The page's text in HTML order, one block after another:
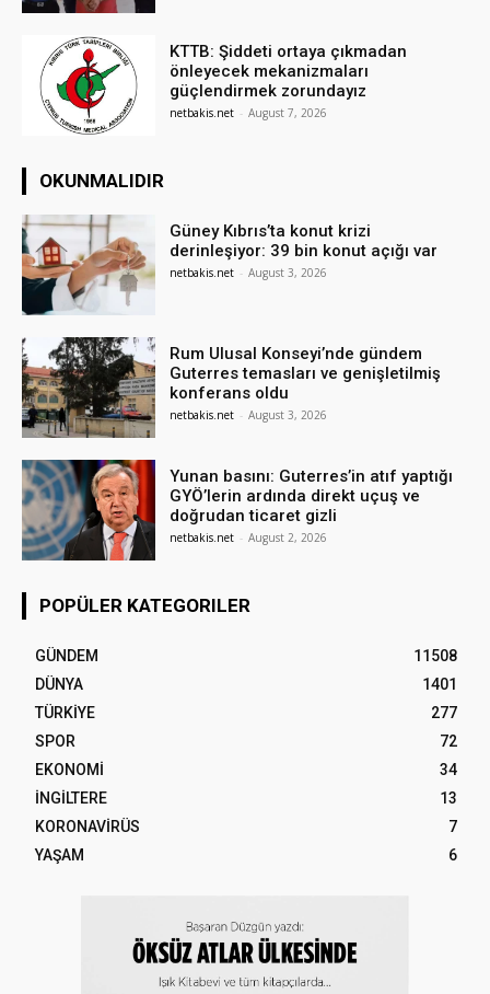
KTTB: Şiddeti ortaya çıkmadan
önleyecek mekanizmaları
güçlendirmek zorundayız
netbakis.net - August 7, 2026
OKUNMALIDIR
Güney Kıbrıs’ta konut krizi
derinleşiyor: 39 bin konut açığı var
netbakis.net - August 3, 2026
Rum Ulusal Konseyi’nde gündem
Guterres temasları ve genişletilmiş
konferans oldu
netbakis.net - August 3, 2026
Yunan basını: Guterres’in atıf yaptığı
GYÖ’lerin ardında direkt uçuş ve
doğrudan ticaret gizli
netbakis.net - August 2, 2026
POPÜLER KATEGORILER
GÜNDEM
11508
DÜNYA
1401
TÜRKİYE
277
SPOR
72
EKONOMİ
34
İNGİLTERE
13
KORONAVİRÜS
7
YAŞAM
6